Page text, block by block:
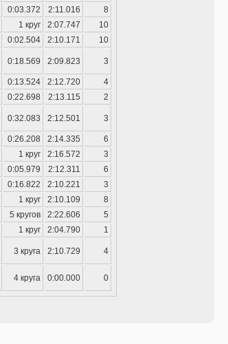
0:03.372 2:11.016
8
1 круг 2:07.747
10
0:02.504 2:10.171 10
0:18.569 2:09.823 3
0:13.524 2:12.720
4
0:22.698 2:13.115 2
0:32.083 2:12.501 3
0:26.208 2:14.335
6
1 круг 2:16.572
3
0:05.979 2:12.311
6
0:16.822 2:10.221
3
1 круг 2:10.109
8
5 кругов 2:22.606
5
1 круг 2:04.790 1
3 круга 2:10.729 4
4 круга 0:00.000 0